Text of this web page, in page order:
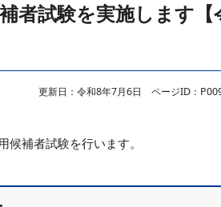
者試験を実施します【
更新日：令和8年7月6日 ページID：
補者試験を行います。